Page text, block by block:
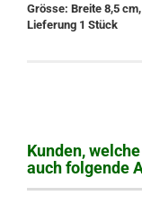
Grösse: Breite 8,5
Lieferung 1 Stück
Kunden,
auch folgende